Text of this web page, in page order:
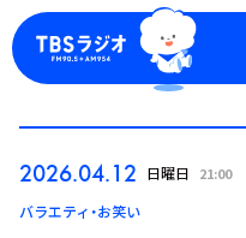
ログイン
2026.04.12 日曜日 21:00
バラエティ・お笑い